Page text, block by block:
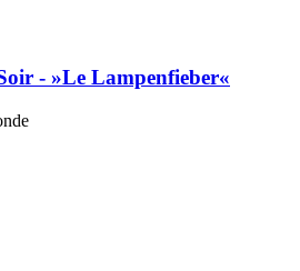
- »Le Lampenfieber«